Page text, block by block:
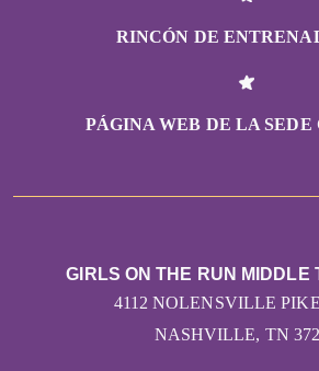
RINCÓN DE
PÁGINA WEB DE LA SEDE
GIRLS ON THE RUN MIDDLE
4112 NOLENSVILLE
NASHVILLE, TN